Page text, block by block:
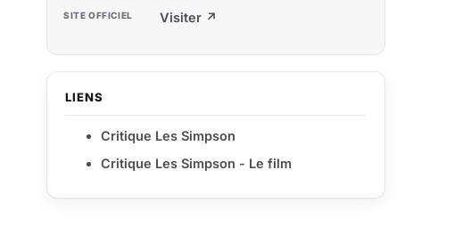
SITE OFFICIEL Visiter ↗
LIENS
Critique Les Simpson
Critique Les Simpson - Le film